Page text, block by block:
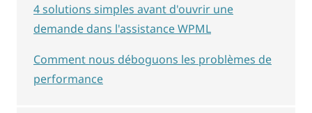
4 solutions simples avant d'ouvrir une
demande dans l'assistance WPML
Comment nous déboguons les problèmes de
performance